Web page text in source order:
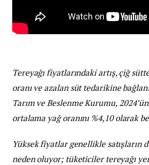
Tereyağı fiyatlarındaki artış, çiğ
oranı ve azalan süt tedarikine
Tarım ve Beslenme Kurumu,
ortalama yağ oranını %4,10 olarak
Yüksek fiyatlar genellikle satışların
neden oluyor; tüketiciler tereyağı